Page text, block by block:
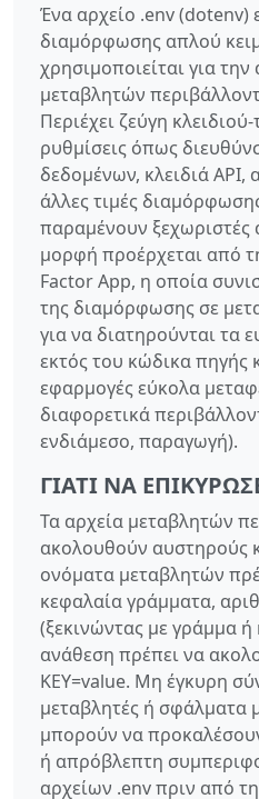
Ένα αρχείο .env (dotenv)
διαμόρφωσης απλού
χρησιμοποιείται για
μεταβλητών
Περιέχει ζεύγη
ρυθμίσεις όπως
δεδομένων, κλειδιά
άλλες τιμές
παραμένουν
μορφή προέρχεται από
Factor App, η οποία
της διαμόρφωσης σε
για να διατηρούνται τα
εκτός του κώδικα πηγής
εφαρμογές εύκολα
διαφορετικά
ενδιάμεσο, παραγωγή).
ΓΙΑΤΊ ΝΑ
Τα αρχεία μεταβλητών
ακολουθούν αυστηρούς
ονόματα μεταβλητών
κεφαλαία γράμματα,
(ξεκινώντας με γράμμα
ανάθεση πρέπει να
KEY=value. Μη έγκυρη
μεταβλητές ή σφάλματα
μπορούν να
ή απρόβλεπτη
αρχείων .env πριν από